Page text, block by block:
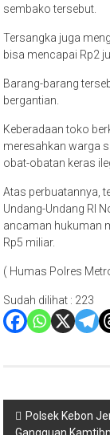
sembako tersebut.
Tersangka juga
bisa mencapai Rp2
Barang-barang
bergantian.
Keberadaan toko
meresahkan warga
obat-obatan keras
Atas perbuatannya,
Undang-Undang RI
ancaman hukuman
Rp5 miliar.
( Humas Polres
Sudah dilihat : 223
Navigasi
Polsek Kebon